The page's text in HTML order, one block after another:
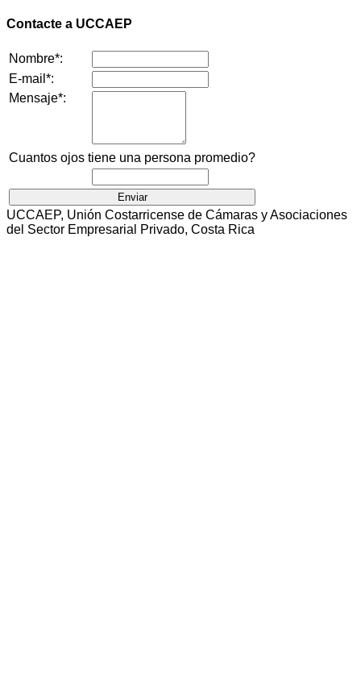
Contacte a UCCAEP
Nombre*:
E-mail*:
Mensaje*:
Cuantos ojos tiene una persona promedio?
UCCAEP, Unión Costarricense de Cámaras y Asociaciones
del Sector Empresarial Privado, Costa Rica